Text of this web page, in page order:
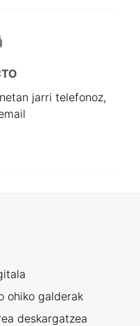
jarri telefonoz,
ohiko galderak
deskargatzea